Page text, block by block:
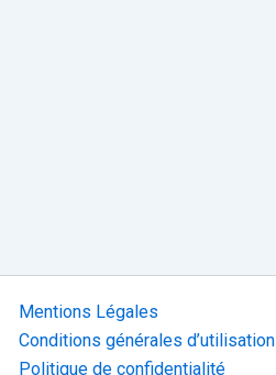
Mentions Légales
Conditions générales d’utilisation
Politique de confidentialité